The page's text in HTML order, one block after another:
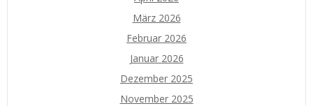
März 2026
Februar 2026
Januar 2026
Dezember 2025
November 2025